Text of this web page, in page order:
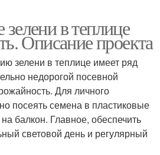
в теплице
Описание проекта
зелени в теплице имеет ряд
недорогой посевной
Для личного
посеять семена в пластиковые
балкон. Главное, обеспечить
световой день и регулярный